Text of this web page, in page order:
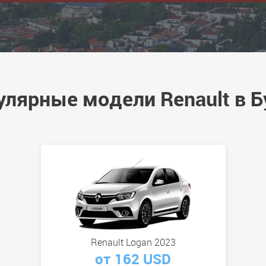
модели Renault в
Renault Logan 2023
от 162 USD